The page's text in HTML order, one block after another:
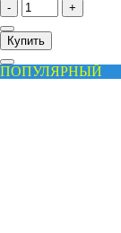
- +
Купить
ПОПУЛЯРНЫЙ